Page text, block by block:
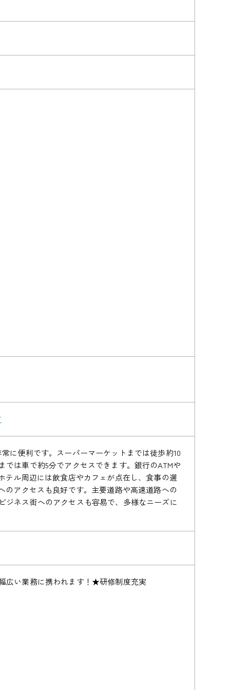
に便利です。スーパーマーケットまでは徒歩約10
は車で約5分でアクセスできます。銀行のATMや
テル周辺には飲食店やカフェが点在し、食事の選
アクセスも良好です。主要道路や高速道路への
ネス街へのアクセスも容易で、多様なニーズに
広い業務に携われます！★研修制度充実